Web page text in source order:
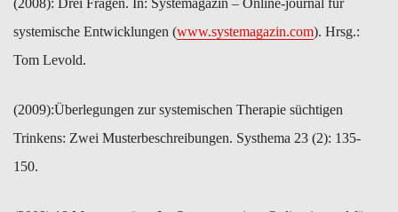
systemische Entwicklungen (www.systemagazin.com). Hrsg.:
Tom Levold.
(2009):​Überlegungen zur systemischen Therapie süchtigen
Trinkens: Zwei Musterbeschreibungen. Systhema 23 (2): 135-
150.